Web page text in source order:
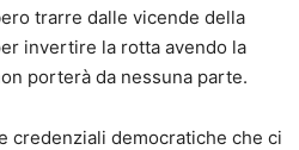
trarre dalle vicende della
invertire la rotta avendo la
porterà da nessuna parte.
credenziali democratiche che ci